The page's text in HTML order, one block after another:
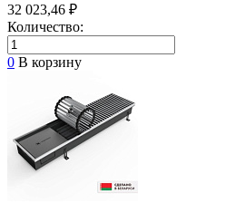
32 023,46 ₽
Количество:
0 В корзину